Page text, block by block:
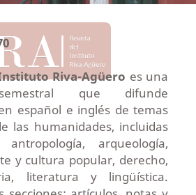
Riva-Agüero es una
que difunde
español e inglés de temas
las humanidades, incluidas
arqueología,
y cultura popular, derecho,
literatura y lingüística.